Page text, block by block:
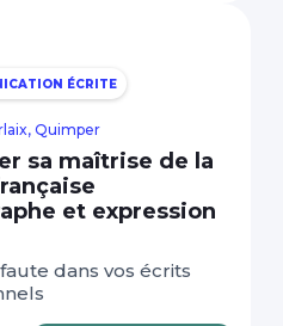
ÉCRITE
Quimper
sa maîtrise de la
et expression
dans vos écrits